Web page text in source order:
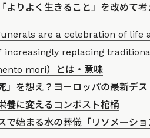
りよく生きること」を改めて考
are a celebration of life
increasingly replacing
mori）とは・意味
」を想え？ヨーロッパの最新デス
養に変えるコンポスト棺桶
で始まる水の葬儀「リソメーショ